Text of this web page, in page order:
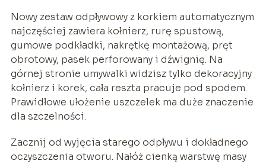
Nowy zestaw odpływowy z korkiem automatycznym
najczęściej zawiera kołnierz, rurę spustową,
gumowe podkładki, nakrętkę montażową, pręt
obrotowy, pasek perforowany i dźwignię. Na
górnej stronie umywalki widzisz tylko dekoracyjny
kołnierz i korek, cała reszta pracuje pod spodem.
Prawidłowe ułożenie uszczelek ma duże znaczenie
dla szczelności.
Zacznij od wyjęcia starego odpływu i dokładnego
oczyszczenia otworu. Nałóż cienką warstwę masy